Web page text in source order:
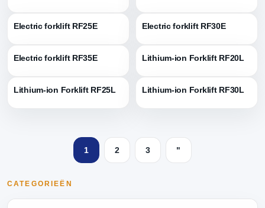
CATEGORIEËN
Electric forklift RF25E Electric forklift RF30E
Electric forklift RF35E Lithium-ion Forklift RF20L
Lithium-ion Forklift RF25L Lithium-ion Forklift RF30L
1 2 3 "